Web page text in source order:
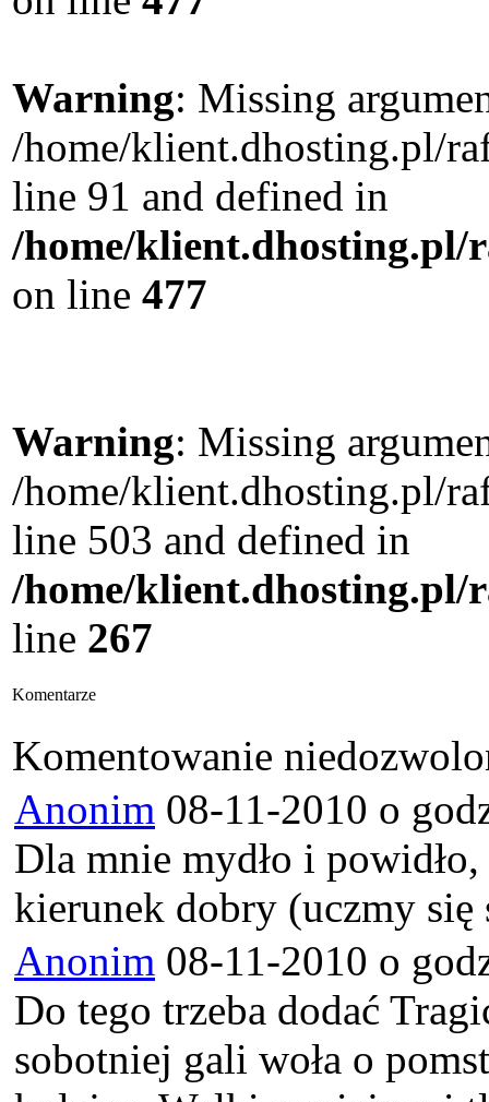
Warning: Missing
/home/klient.dhosting.pl/
line 91 and defined in
/home/klient.dhosting.pl/
on line 477
Warning: Missing
/home/klient.dhosting.pl/
line 503 and defined in
/home/klient.dhosting.pl/
line 267
Komentarze
Komentowanie
Anonim 08-11-2010 o
Dla mnie mydło i
kierunek dobry (uczmy się
Anonim 08-11-2010 o
Do tego trzeba dodać
sobotniej gali woła o